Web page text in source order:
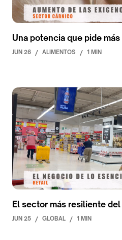
Una potencia que pide
JUN 26 / ALIMENTOS / 1 MIN
El sector más resiliente
JUN 25 / GLOBAL / 1 MIN